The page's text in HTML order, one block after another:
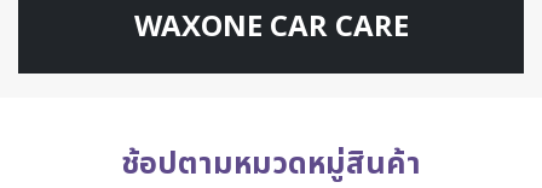
WAXONE CAR CARE
ช้อปตามหมวดหมู่สินค้า